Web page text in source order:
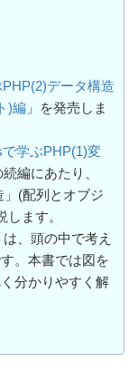
データ構造
)編 」を発売しま
学ぶPHP(1)変
続編にあたり、
」(配列とオブジ
します。
、頭の中で考え
。本書では図を
分かりやすく解